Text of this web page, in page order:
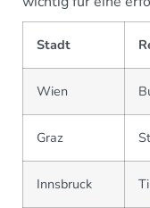
Stadt
Wien
Graz
Innsbruck